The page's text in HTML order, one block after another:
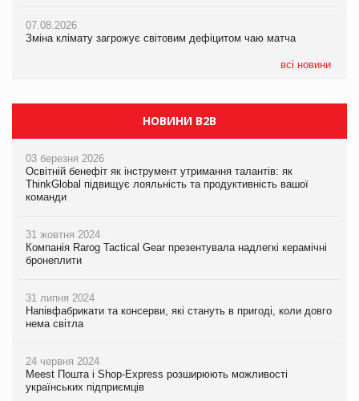
07.08.2026
Зміна клімату загрожує світовим дефіцитом чаю матча
всі новини
EVA.UA запустила кампанію «Хто б знав» про асортимент,
Kraft Heinz скоротила збиток у першому півріччі
НОВИНИ B2B
03 березня 2026
Освітній бенефіт як інструмент утримання талантів: як
ThinkGlobal підвищує лояльність та продуктивність вашої
команди
31 жовтня 2024
Компанія Rarog Tactical Gear презентувала надлегкі керамічні
бронеплити
31 липня 2024
Напівфабрикати та консерви, які стануть в пригоді, коли довго
нема світла
24 червня 2024
Meest Пошта і Shop-Express розширюють можливості
українських підприємців